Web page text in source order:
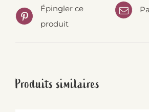
Épingler ce
produit
Produits similaires